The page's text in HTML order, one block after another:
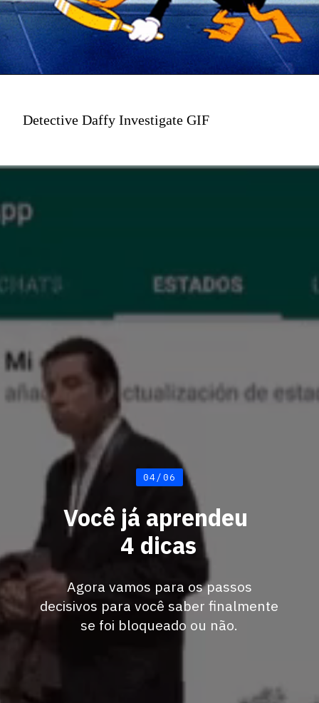
Detective Daffy Investigate GIF
04/06
Você já aprendeu
4 dicas
Agora vamos para os passos
decisivos para você saber finalmente
se foi bloqueado ou não.